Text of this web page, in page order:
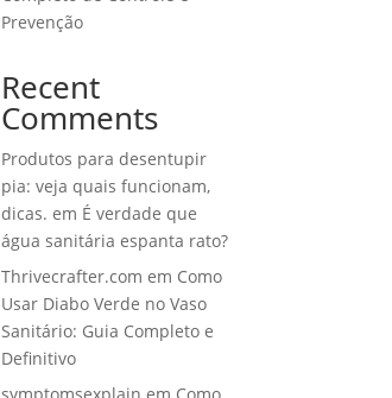
Prevenção
Recent
Comments
Produtos para desentupir
pia: veja quais funcionam,
dicas. em É verdade que
água sanitária espanta rato?
Thrivecrafter.com em Como
Usar Diabo Verde no Vaso
Sanitário: Guia Completo e
Definitivo